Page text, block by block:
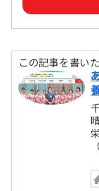
この記事を書い